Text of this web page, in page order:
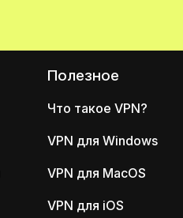
Полезное
Что такое VPN?
VPN для Windows
VPN для MacOS
VPN для iOS